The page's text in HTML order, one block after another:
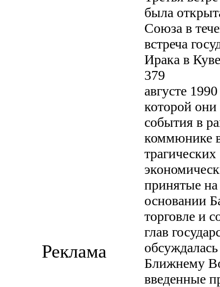
была
Союза в
встреча
Ирака в
379
августе
которой
события в
коммюнике
принятые
основании
торговле и
глав
Ближнему
введенные
Реклама